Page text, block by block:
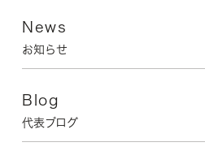
News
お知らせ
Blog
代表ブログ